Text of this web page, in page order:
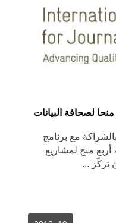
لصحافة البيانات
مع برنامج
منح لمشاريع
تركّز ...